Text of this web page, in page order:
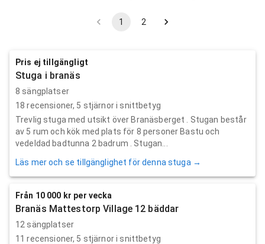
1 2
Pris ej tillgängligt
Stuga i branäs
8 sängplatser
18 recensioner, 5 stjärnor i snittbetyg
Trevlig stuga med utsikt över Branäsberget . Stugan består
av 5 rum och kök med plats för 8 personer Bastu och
vedeldad badtunna 2 badrum . Stugan...
Läs mer och se tillgänglighet för denna stuga →
Från 10 000 kr per vecka
Branäs Mattestorp Village 12 bäddar
12 sängplatser
11 recensioner, 5 stjärnor i snittbetyg